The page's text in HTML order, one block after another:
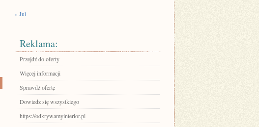
« Jul
Reklama:
Przejdź do oferty
Więcej informacji
Sprawdź ofertę
Dowiedz się wszystkiego
https://odkrywamyinterior.pl